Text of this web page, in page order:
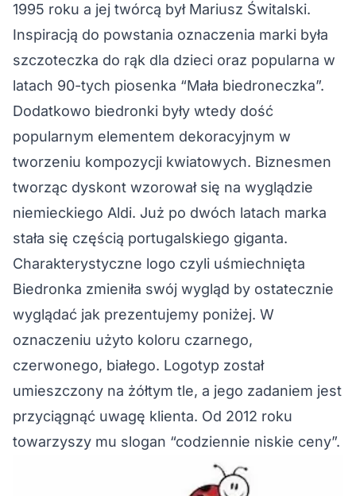
1995 roku a jej twórcą był Mariusz Świtalski.
Inspiracją do powstania oznaczenia marki była
szczoteczka do rąk dla dzieci oraz popularna w
latach 90-tych piosenka “Mała biedroneczka”.
Dodatkowo biedronki były wtedy dość
popularnym elementem dekoracyjnym w
tworzeniu kompozycji kwiatowych. Biznesmen
tworząc dyskont wzorował się na wyglądzie
niemieckiego Aldi. Już po dwóch latach marka
stała się częścią portugalskiego giganta.
Charakterystyczne logo czyli uśmiechnięta
Biedronka zmieniła swój wygląd by ostatecznie
wyglądać jak prezentujemy poniżej. W
oznaczeniu użyto koloru czarnego,
czerwonego, białego. Logotyp został
umieszczony na żółtym tle, a jego zadaniem jest
przyciągnąć uwagę klienta. Od 2012 roku
towarzyszy mu slogan “codziennie niskie ceny”.